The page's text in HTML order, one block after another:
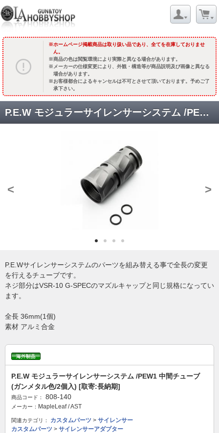
ホームページ掲載商品は取り扱い品であり、全てを在庫しておりませ
ん。
商品の色は閲覧環境により実際と異なる場合があります。
メーカーの仕様変更により、外観・構造等が商品説明及び画像と異なる
場合があります。
お客様都合によるキャンセルは不可とさせて頂いております。予めご了
承下さい。
P.E.W モジュラーサイレンサーシステム /PEW1 中間チューブ(ガンメタル色/2個入) [取寄:長納期]
< >
P.E.Wサイレンサーシステムのパーツを組み替える事で全長の変更
を行えるチューブです。
ネジ部分はVSR-10 G-SPECのマズルキャップと同じ規格になってい
ます。
全長 36mm(1個)
素材 アルミ合金
P.E.W モジュラーサイレンサーシステム /PEW1 中間チューブ
(ガンメタル色/2個入) [取寄:長納期]
商品コード： 808-140
メーカー： MapleLeaf / AST
関連カテゴリ： カスタムパーツ > サイレンサー
カスタムパーツ > サイレンサーアダプター